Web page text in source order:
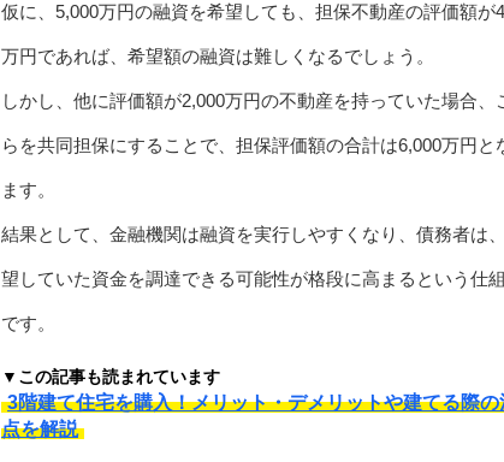
仮に、5,000万円の融資を希望しても、担保不動産の評価額が
万円であれば、希望額の融資は難しくなるでしょう。
しかし、他に評価額が2,000万円の不動産を持っていた場合、
らを共同担保にすることで、担保評価額の合計は6,000万円と
ます。
結果として、金融機関は融資を実行しやすくなり、債務者は
望していた資金を調達できる可能性が格段に高まるという仕
です。
▼この記事も読まれています
3階建て住宅を購入！メリット・デメリットや建てる際の
点を解説